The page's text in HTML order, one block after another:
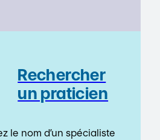
Rechercher
un praticien
le nom d’un spécialiste